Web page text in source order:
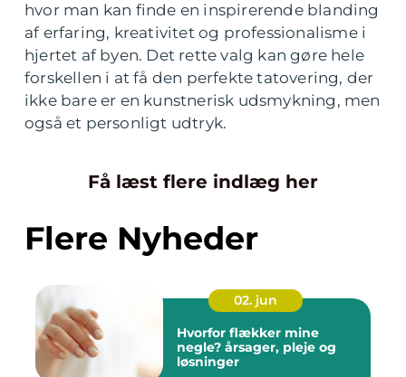
hvor man kan finde en inspirerende blanding
af erfaring, kreativitet og professionalisme i
hjertet af byen. Det rette valg kan gøre hele
forskellen i at få den perfekte tatovering, der
ikke bare er en kunstnerisk udsmykning, men
også et personligt udtryk.
Få læst flere indlæg her
Flere Nyheder
02. jun
Hvorfor flækker mine
negle? årsager, pleje og
løsninger